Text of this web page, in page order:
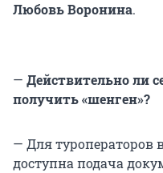
Любовь Воронина.
— Действительно ли
получить «шенген»?
— Для туроператоров
доступна подача